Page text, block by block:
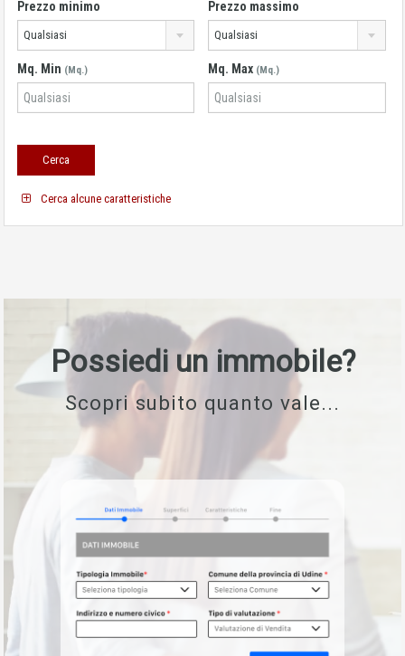
Prezzo minimo
Qualsiasi
Prezzo massimo
Qualsiasi
Mq. Min (Mq.) Mq. Max (Mq.)
Cerca alcune caratteristiche
Possiedi un immobile?
Scopri subito quanto vale...